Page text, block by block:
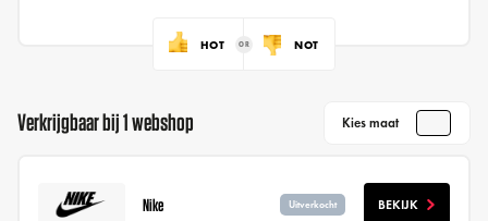
HOT NOT
Verkrijgbaar bij 1 webshop Kies maat
Nike Uitverkocht BEKIJK